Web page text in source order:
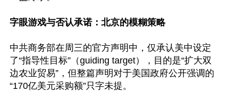
字眼游戏与否认承诺：北京的模糊策略
中共商务部在周三的官方声明中，仅承认美中设定
了“指导性目标”（guiding target），目的是“扩大双
边农业贸易”，但整篇声明对于美国政府公开强调的
“170亿美元采购额”只字未提。